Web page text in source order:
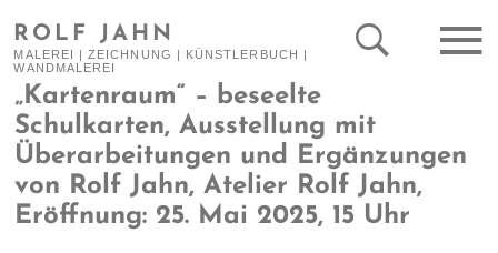
ROLF JAHN
MALEREI | ZEICHNUNG | KÜNSTLERBUCH |
WANDMALEREI
„Kartenraum“ – beseelte
Schulkarten, Ausstellung mit
Überarbeitungen und Ergänzungen
von Rolf Jahn, Atelier Rolf Jahn,
Eröffnung: 25. Mai 2025, 15 Uhr